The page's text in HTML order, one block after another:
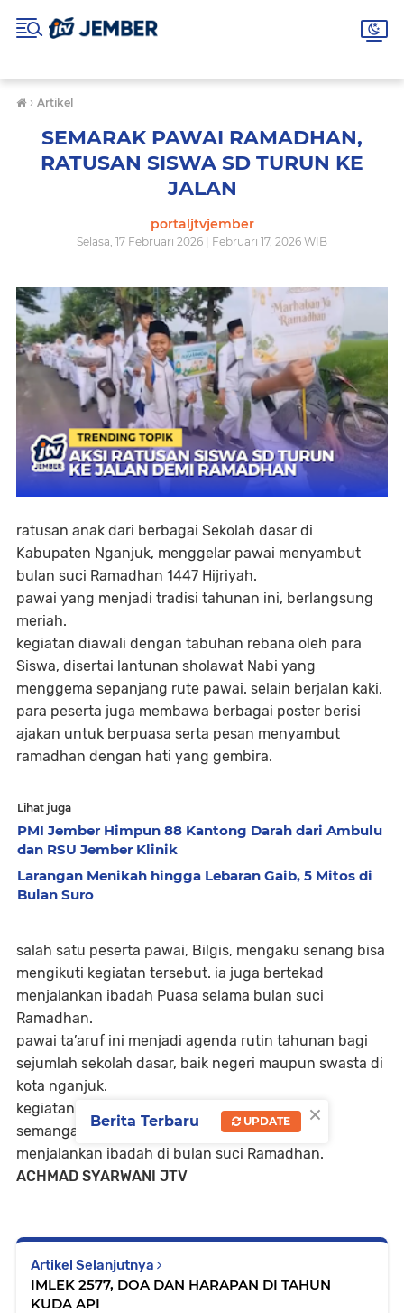
› Artikel
SEMARAK PAWAI RAMADHAN,
RATUSAN SISWA SD TURUN KE
JALAN
portaljtvjember
Selasa, 17 Februari 2026 | Februari 17, 2026 WIB
ratusan anak dari berbagai Sekolah dasar di
Kabupaten Nganjuk, menggelar pawai menyambut
bulan suci Ramadhan 1447 Hijriyah.
pawai yang menjadi tradisi tahunan ini, berlangsung
meriah.
kegiatan diawali dengan tabuhan rebana oleh para
Siswa, disertai lantunan sholawat Nabi yang
menggema sepanjang rute pawai. selain berjalan kaki,
para peserta juga membawa berbagai poster berisi
ajakan untuk berpuasa serta pesan menyambut
ramadhan dengan hati yang gembira.
Lihat juga
PMI Jember Himpun 88 Kantong Darah dari Ambulu
dan RSU Jember Klinik
Larangan Menikah hingga Lebaran Gaib, 5 Mitos di
Bulan Suro
salah satu peserta pawai, Bilgis, mengaku senang bisa
mengikuti kegiatan tersebut. ia juga bertekad
menjalankan ibadah Puasa selama bulan suci
Ramadhan.
pawai ta’aruf ini menjadi agenda rutin tahunan bagi
sejumlah sekolah dasar, baik negeri maupun swasta di
kota nganjuk.
kegiatan ini diharapkan dapat menumbuhkan
semangat anak-anak, dalam menyambut dan
menjalankan ibadah di bulan suci Ramadhan.
ACHMAD SYARWANI JTV
Artikel Selanjutnya
IMLEK 2577, DOA DAN HARAPAN DI TAHUN
KUDA API
×
Berita Terbaru UPDATE